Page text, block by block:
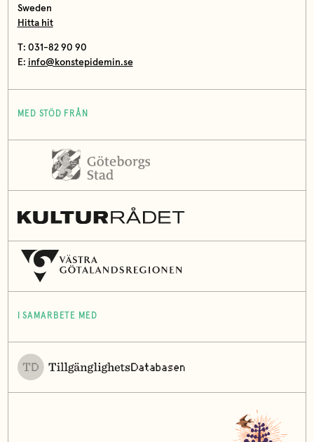
Sweden
Hitta hit
T: 031-82 90 90
E: info@konstepidemin.se
MED STÖD FRÅN
I SAMARBETE MED